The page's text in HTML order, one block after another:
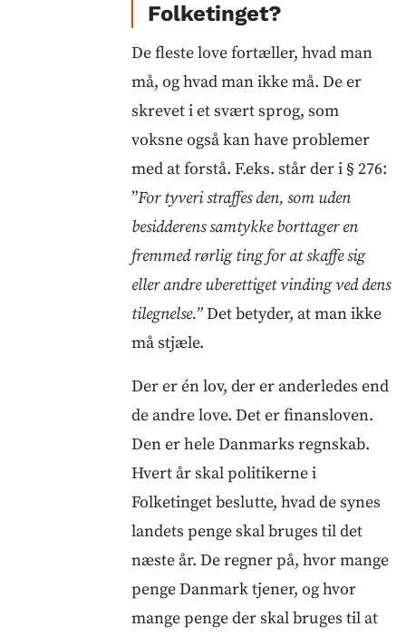
Folketinget?
De fleste love fortæller, hvad man
må, og hvad man ikke må. De er
skrevet i et svært sprog, som
voksne også kan have problemer
med at forstå. F.eks. står der i § 276:
”For tyveri straffes den, som uden
besidderens samtykke borttager en
fremmed rørlig ting for at skaffe sig
eller andre uberettiget vinding ved dens
tilegnelse.”Det betyder, at man ikke
må stjæle.
Der er én lov, der er anderledes end
de andre love. Det er finansloven.
Den er hele Danmarks regnskab.
Hvert år skal politikerne i
Folketinget beslutte, hvad de synes
landets penge skal bruges til det
næste år. De regner på, hvor mange
penge Danmark tjener, og hvor
mange penge der skal bruges til at